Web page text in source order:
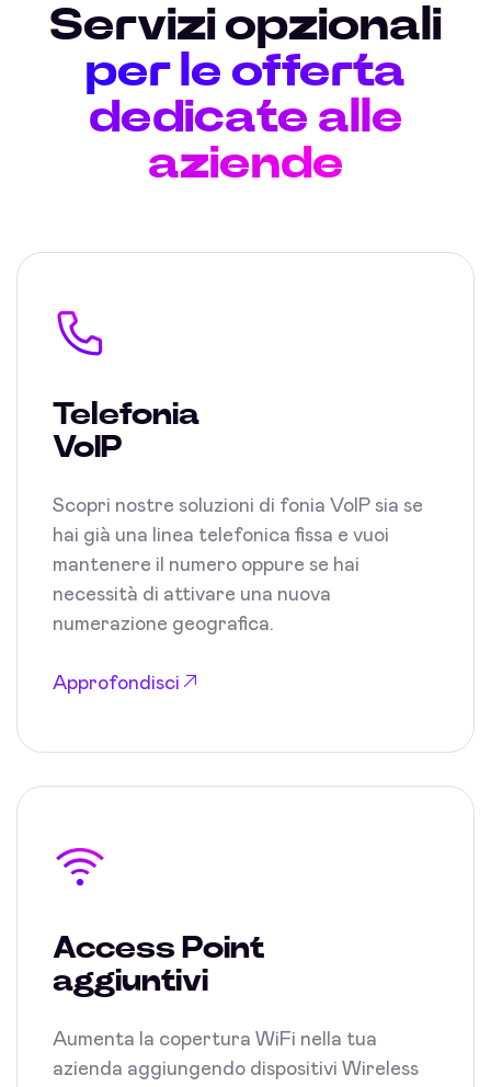
Servizi opzionali
per le offerta
dedicate alle
aziende
Telefonia
VoIP
Scopri nostre soluzioni di fonia VoIP sia se
hai già una linea telefonica fissa e vuoi
mantenere il numero oppure se hai
necessità di attivare una nuova
numerazione geografica.
Approfondisci
Access Point
aggiuntivi
Aumenta la copertura WiFi nella tua
azienda aggiungendo dispositivi Wireless